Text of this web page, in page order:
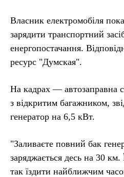
Власник електромобіля
зарядити транспортний
енергопостачання.
ресурс "Думская".
На кадрах — автозаправна
з відкритим багажником,
генератор на 6,5 кВт.
"Заливаєте повний бак
заряджається десь на 30 км.
так їздити найближчим